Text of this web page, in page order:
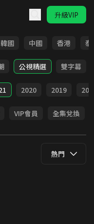
升級VIP
韓國 中國 香港 泰
公視精選 雙字幕
2020 2019
VIP會員 全集兌換
熱門